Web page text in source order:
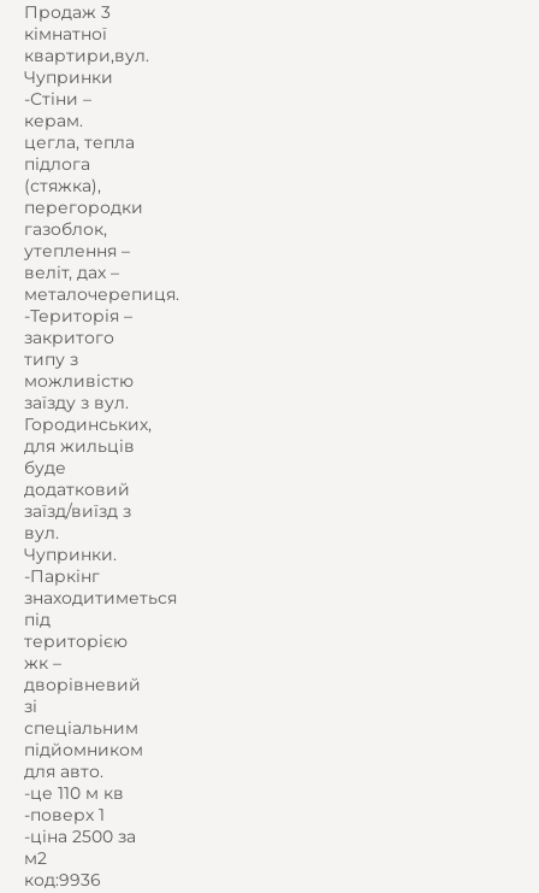
Продаж 3
кімнатної
квартири,вул.
Чупринки
-Стіни –
керам.
цегла, тепла
підлога
(стяжка),
перегородки
газоблок,
утеплення –
веліт, дах –
металочерепиця.
-Територія –
закритого
типу з
можливістю
заїзду з вул.
Городинських,
для жильців
буде
додатковий
заїзд/виїзд з
вул.
Чупринки.
-Паркінг
знаходитиметься
під
територією
жк –
дворівневий
зі
спеціальним
підйомником
для авто.
-це 110 м кв
-поверх 1
-ціна 2500 за
м2
код:9936